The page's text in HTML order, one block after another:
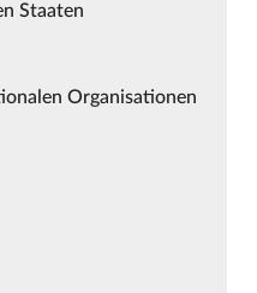
Staaten
Organisationen